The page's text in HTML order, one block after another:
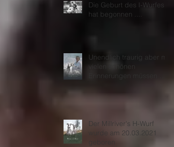
Die Geburt des I-Wurfes
hat begonnen ....
Unendlich traurig aber mit
vielen schönen
Erinnerungen müssen wir
Der Millriver's H-Wurf
wurde am 20.03.2021
geboren